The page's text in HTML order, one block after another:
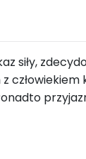
siły,